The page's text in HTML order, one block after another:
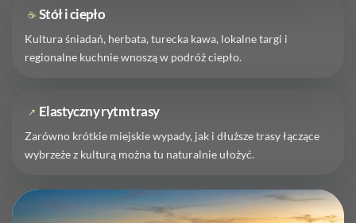
☕ Stół i ciepło
Kultura śniadań, herbata, turecka kawa, lokalne targi i
regionalne kuchnie wnoszą w podróż ciepło.
↗ Elastyczny rytm trasy
Zarówno krótkie miejskie wypady, jak i dłuższe trasy łączące
wybrzeże z kulturą można tu naturalnie ułożyć.